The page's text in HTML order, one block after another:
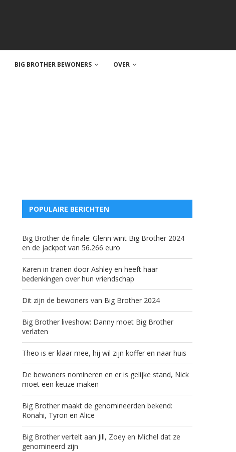
BIG BROTHER BEWONERS OVER
POPULAIRE BERICHTEN
Big Brother de finale: Glenn wint Big Brother 2024
en de jackpot van 56.266 euro
Karen in tranen door Ashley en heeft haar
bedenkingen over hun vriendschap
Dit zijn de bewoners van Big Brother 2024
Big Brother liveshow: Danny moet Big Brother
verlaten
Theo is er klaar mee, hij wil zijn koffer en naar huis
De bewoners nomineren en er is gelijke stand, Nick
moet een keuze maken
Big Brother maakt de genomineerden bekend:
Ronahi, Tyron en Alice
Big Brother vertelt aan Jill, Zoey en Michel dat ze
genomineerd zijn